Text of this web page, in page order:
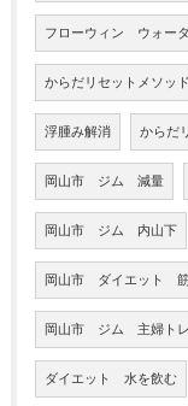
フローウィン ウォー
からだリセットメソッド
浮腫み解消 からだ
岡山市 ジム 減量
岡山市 ジム 内山下
岡山市 ダイエット
岡山市 ジム 主婦トレ
ダイエット 水を飲む